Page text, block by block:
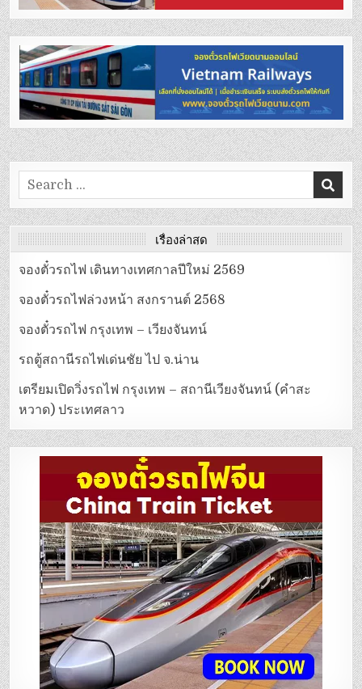
Search
for:
เรื่องล่าสุด
จองตั๋วรถไฟ เดินทางเทศกาลปีใหม่ 2569
จองตั๋วรถไฟล่วงหน้า สงกรานต์ 2568
จองตั๋วรถไฟ กรุงเทพ – เวียงจันทน์
รถตู้สถานีรถไฟเด่นชัย ไป จ.น่าน
เตรียมเปิดวิ่งรถไฟ กรุงเทพ – สถานีเวียงจันทน์ (คำสะ
หวาด) ประเทศลาว